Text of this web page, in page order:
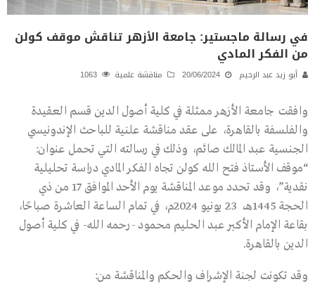
في رسالة ماجستير: جامعة الأزهر تناقش موقف كولن
من الفكر المادي
أبو زيد عبد الرحيم 20/06/2024 مناقشة علمية
وافقت جامعة الأزهر ممثلة في كلية أصول الدين قسم العقيدة
والفلسفة بالقاهرة، على عقد مناقشة علنية للباحث الإندونيسي
الجنسية عبد المالك صائم، وذلك في رسالته التي تحمل عنوان:
“موقف الأستاذ فتح الله كولن تجاه الفكر المادي دراسة تحليلية
نقدية”، وقد تحدد موعد المناقشة يوم الأحد الموافق 17 من ذي
الحجة 1445هـ، 23 يونيو 2024م، في تمام الساعة العاشرة صباحًا،
بقاعة الإمام الأكبر عبد الحليم محمود -رحمه الله- في كلية أصول
الدين بالقاهرة.
وقد تكونت لجنة الإشراف والحكم والمناقشة من: